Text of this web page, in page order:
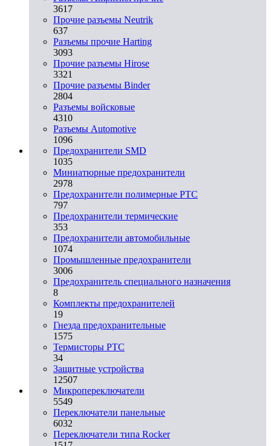
3617
Прочие разъемы Neutrik
637
Разъемы прочие Harting
3093
Прочие разъемы Hirose
3321
Прочие разъемы Binder
2804
Разъемы войсковые
4310
Разъeмы Automotive
1096
Предохранители SMD
1035
Миниатюрные предохранители
2978
Предохранители полимерные PTC
797
Предохранители термические
353
Предохранители автомобильные
1074
Промышленные предохранители
3006
Предохранитель специального назначения
8
Комплекты предохранителей
19
Гнезда предохранительные
1575
Термисторы PTC
34
Защитные устройства
12507
Микропереключатели
5549
Переключатели панельные
6032
Переключатели типа Rocker